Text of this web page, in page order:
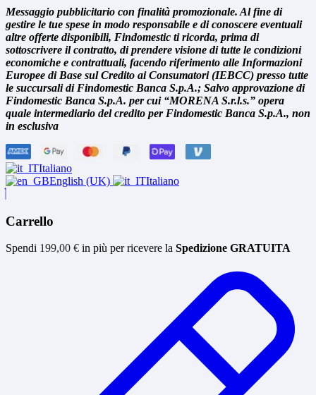
Messaggio pubblicitario con finalità promozionale. Al fine di
gestire le tue spese in modo responsabile e di conoscere eventuali
altre offerte disponibili, Findomestic ti ricorda, prima di
sottoscrivere il contratto, di prendere visione di tutte le condizioni
economiche e contrattuali, facendo riferimento alle Informazioni
Europee di Base sul Credito ai Consumatori (IEBCC) presso tutte
le succursali di Findomestic Banca S.p.A.; Salvo approvazione di
Findomestic Banca S.p.A. per cui “MORENA S.r.l.s.” opera
quale intermediario del credito per Findomestic Banca S.p.A., non
in esclusiva
Italiano
English (UK)
Italiano
Carrello
Spendi 199,00 € in più per ricevere la Spedizione GRATUITA